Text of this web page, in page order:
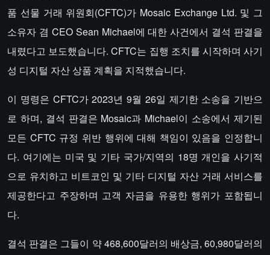
품 선물 거래 위원회(CFTC)가 Mosaic Exchange Ltd. 및 그
소유자 겸 CEO Sean Michael에 대한 사건에서 결석 판결을
내렸다고 보도했습니다. CFTC는 집행 조치를 시작하며 사기
성 디지털 자산 상품 계획을 지적했습니다.
이 명령은 CFTC가 2023년 9월 26일 제기한 소송을 기반으
로 하며, 결석 판결은 Mosaic과 Michael이 소송에서 제기된
모든 CFTC 규정 위반 행위에 대해 책임이 있음을 인정합니
다. 여기에는 미국 및 기타 국가/지역의 18명 개인을 사기적
으로 유치하고 비트코인 및 기타 디지털 자산 거래 서비스를
제공한다고 주장하며 고객 자금을 유용한 행위가 포함됩니
다.
결석 판결은 그들이 약 468,600달러의 배상금, 60,980달러의